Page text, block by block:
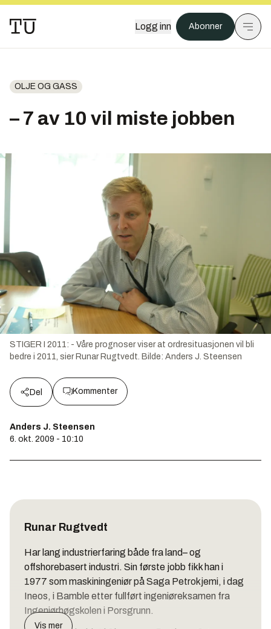
Logg inn Abonner
OLJE OG GASS
– 7 av 10 vil miste jobben
STIGER I 2011: - Våre prognoser viser at ordresituasjonen vil bli
bedre i 2011, sier Runar Rugtvedt. Bilde: Anders J. Steensen
Del Kommenter
Anders J. Steensen
6. okt. 2009 - 10:10
Runar Rugtvedt
Har lang industrierfaring både fra land– og
offshorebasert industri. Sin første jobb fikk han i
1977 som maskiningeniør på Saga Petrokjemi, i dag
Ineos, i Bamble etter fullført ingeniøreksamen fra
Ingeniørhøgskolen i Porsgrunn.
Vis mer